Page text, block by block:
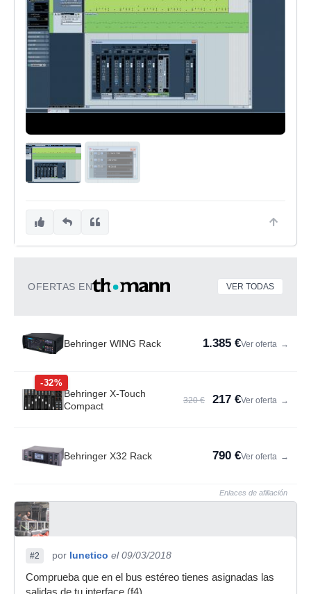
OFERTAS EN VER TODAS
Behringer WING Rack 1.385 €Ver oferta →
-32%
Behringer X-Touch
Compact
320 € 217 €Ver oferta →
Behringer X32 Rack 790 €Ver oferta →
Enlaces de afiliación
#2 por lunetico el 09/03/2018
Comprueba que en el bus estéreo tienes asignadas las